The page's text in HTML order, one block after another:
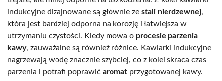
indukcyjne dizajnowane są głównie ze stali nierdzewnej,
która jest bardziej odporna na korozję i łatwiejsza w
utrzymaniu czystości. Kiedy mowa o procesie parzenia
kawy, zauważalne są również różnice. Kawiarki indukcyjne
nagrzewają wodę znacznie szybciej, co z kolei skraca czas
parzenia i potrafi poprawić aromat przygotowanej kawy.